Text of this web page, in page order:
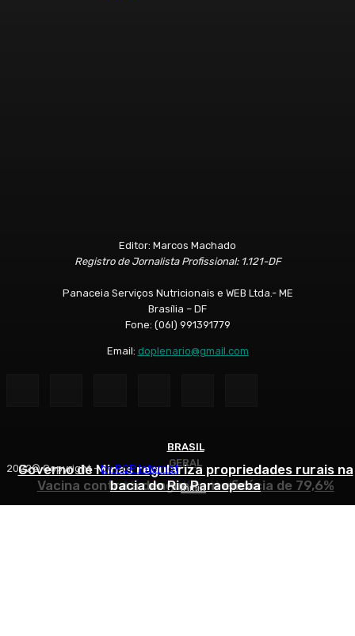
GERAL
Morre Delfim Netto
GERAL
Vacina contra a dengue tem eficácia de 79,6%
BRASIL
Governo de Minas regulariza propriedades rurais na
bacia do Rio Paraopeba
Editor: Marcos Machado
Registro de Jornalista Profissional: 1.121-DF
Panaceia Serviços Nutricionais e WEB Ltda.- ME
Brasília – DF
Fone: (06l) 991391779
Email: doplenario@gmail.com
2022© Copyright -by POP Internet
Início